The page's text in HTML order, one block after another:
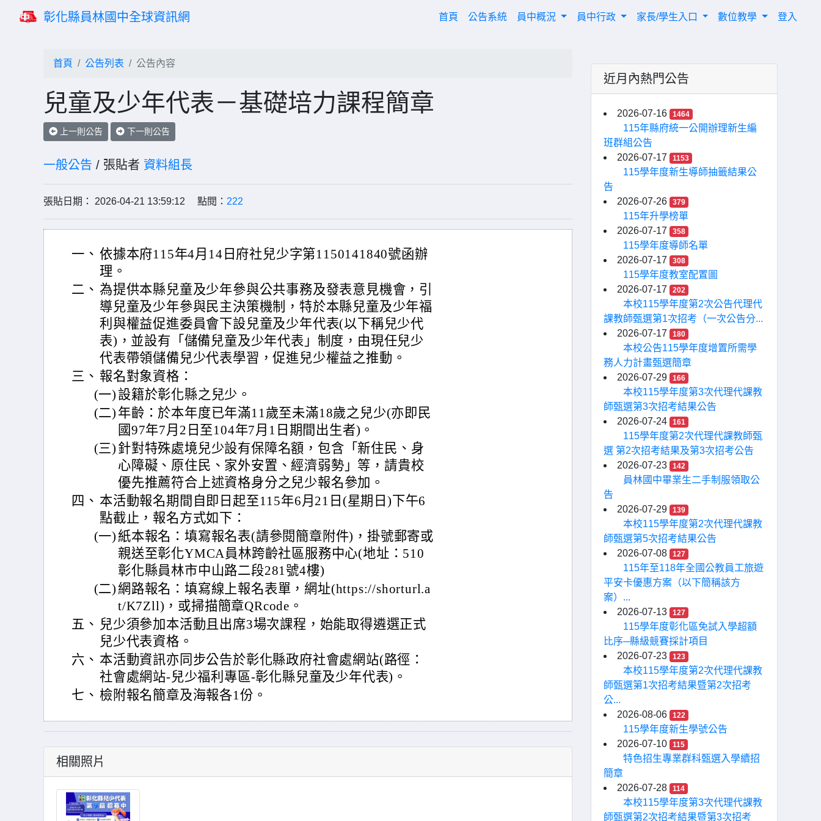
彰化縣員林國中全球資訊網 首頁 (current)
公告系統 員中概況 員中行政 家長/學生入口 數位教學 登入
首頁 公告列表 公告內容
兒童及少年代表－基礎培力課程簡章
上一則公告 下一則公告
一般公告 / 張貼者 資料組長
張貼日期： 2026-04-21 13:59:12 點閱： 222
一、 依據本府115年4月14日府社兒少字第1150141840號函辦
理。
二、 為提供本縣兒童及少年參與公共事務及發表意見機會，引
導兒童及少年參與民主決策機制，特於本縣兒童及少年福
利與權益促進委員會下設兒童及少年代表(以下稱兒少代
表)，並設有「儲備兒童及少年代表」制度，由現任兒少
代表帶領儲備兒少代表學習，促進兒少權益之推動。
三、 報名對象資格：
(一) 設籍於彰化縣之兒少。
(二) 年齡：於本年度已年滿11歲至未滿18歲之兒少(亦即民
國97年7月2日至104年7月1日期間出生者)。
(三) 針對特殊處境兒少設有保障名額，包含「新住民、身
心障礙、原住民、家外安置、經濟弱勢」等，請貴校
優先推薦符合上述資格身分之兒少報名參加。
四、 本活動報名期間自即日起至115年6月21日(星期日)下午6
點截止，報名方式如下：
(一)紙本報名：填寫報名表(請參閱簡章附件)，掛號郵寄或
親送至彰化YMCA員林跨齡社區服務中心(地址：510
彰化縣員林市中山路二段281號4樓)
(二) 網路報名：填寫線上報名表單，網址(https://shorturl.a
t/K7Zll)，或掃描簡章QRcode。
五、 兒少須參加本活動且出席3場次課程，始能取得遴選正式
兒少代表資格。
六、 本活動資訊亦同步公告於彰化縣政府社會處網站(路徑：
社會處網站-兒少福利專區-彰化縣兒童及少年代表)。
七、 檢附報名簡章及海報各1份。
相關照片
近月內熱門公告
2026-07-16 1464
115年縣府統一公開辦理新生編
班群組公告
2026-07-17
1153
115學年度新生導師抽籤結果公
告
2026-07-26
379
115年升學榜單
2026-07-17
358
115學年度導師名單
2026-07-17
308
115學年度教室配置圖
2026-07-17
202
本校115學年度第2次公告代理代
課教師甄選第1次招考（一次公告分...
2026-07-17
180
本校公告115學年度增置所需學
務人力計畫甄選簡章
2026-07-29
166
本校115學年度第3次代理代課教
師甄選第3次招考結果公告
2026-07-24
161
115學年度第2次代理代課教師甄
選 第2次招考結果及第3次招考公告
2026-07-23
142
員林國中畢業生二手制服領取公
告
2026-07-29
139
本校115學年度第2次代理代課教
師甄選第5次招考結果公告
2026-07-08
127
115年至118年全國公教員工旅遊
平安卡優惠方案（以下簡稱該方
案）...
2026-07-13
127
115學年度彰化區免試入學超額
比序─縣級競賽採計項目
2026-07-23
123
本校115學年度第2次代理代課教
師甄選第1次招考結果暨第2次招考
公...
2026-08-06
122
115學年度新生學號公告
2026-07-10
115
特色招生專業群科甄選入學續招
簡章
2026-07-28
114
本校115學年度第3次代理代課教
師甄選第2次招考結果暨第3次招考